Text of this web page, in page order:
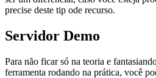
precise deste tip ode recurso.
Servidor Demo
Para não ficar só na teoria e
ferramenta rodando na prática, você